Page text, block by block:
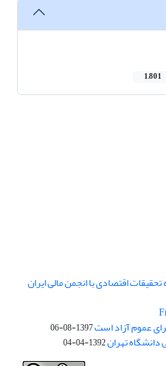
1,801
اقتصادی با انجمن مالی ایران
عموم آزاد است1397-08-06
دانشگاه تهران1392-04-04